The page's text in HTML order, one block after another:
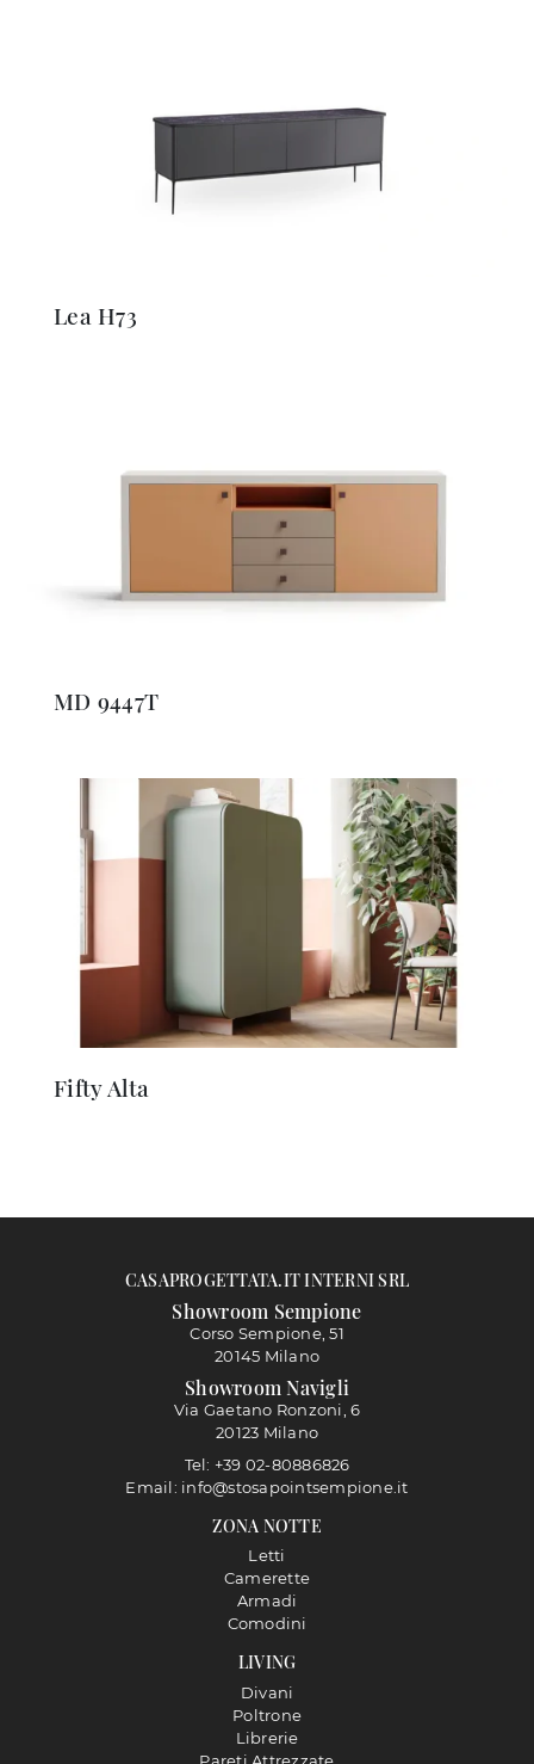
Lea H73
MD 9447T
Fifty Alta
LIVING
Divani
Poltrone
Librerie
ZONA NOTTE
Letti
Camerette
Armadi
Comodini
CASAPROGETTATA.IT INTERNI SRL
Showroom Sempione
Corso Sempione, 51
20145 Milano
Showroom Navigli
Via Gaetano Ronzoni, 6
20123 Milano
Tel: +39 02-80886826
Email: info@stosapointsempione.it